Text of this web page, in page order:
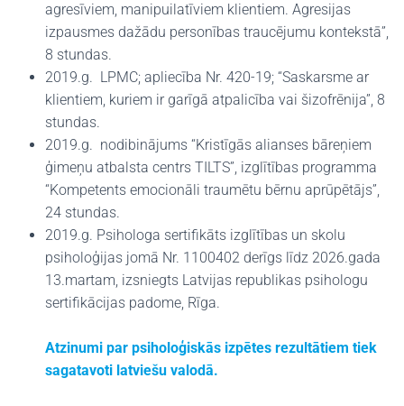
agresīviem, manipuilatīviem klientiem. Agresijas
izpausmes dažādu personības traucējumu kontekstā”,
8 stundas.
2019.g. LPMC; apliecība Nr. 420-19; “Saskarsme ar
klientiem, kuriem ir garīgā atpalicība vai šizofrēnija”, 8
stundas.
2019.g. nodibinājums “Kristīgās alianses bāreņiem
ģimeņu atbalsta centrs TILTS”, izglītības programma
“Kompetents emocionāli traumētu bērnu aprūpētājs”,
24 stundas.
2019.g. Psihologa sertifikāts izglītības un skolu
psiholoģijas jomā Nr. 1100402 derīgs līdz 2026.gada
13.martam, izsniegts Latvijas republikas psihologu
sertifikācijas padome, Rīga.
Atzinumi par psiholoģiskās izpētes rezultātiem tiek
sagatavoti latviešu valodā.